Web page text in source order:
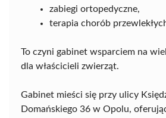
zabiegi ortopedyczne,
terapia chorób
To czyni gabinet wsparciem na
dla właścicieli zwierząt.
Gabinet mieści się przy ulicy
Domańskiego 36 w Opolu,